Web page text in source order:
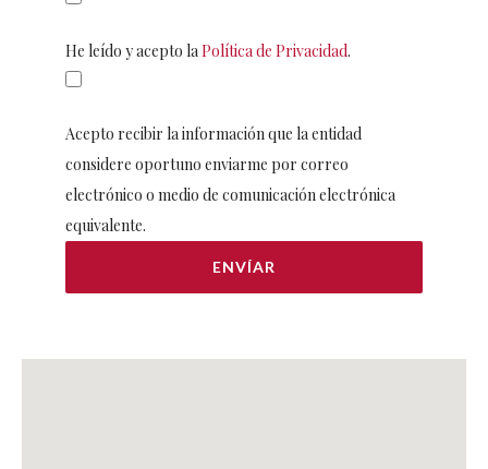
He leído y acepto laPolítica de Privacidad.
Acepto recibir la información que la entidad
considere oportuno enviarme por correo
electrónico o medio de comunicación electrónica
equivalente.